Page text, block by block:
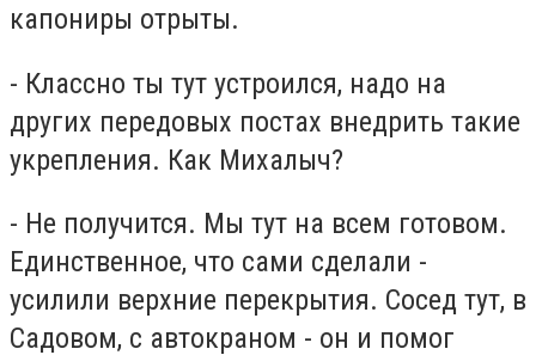
капониры отрыты.
- Классно ты тут устроился, надо на
других передовых постах внедрить такие
укрепления. Как Михалыч?
- Не получится. Мы тут на всем готовом.
Единственное, что сами сделали -
усилили верхние перекрытия. Сосед тут, в
Садовом, с автокраном - он и помог